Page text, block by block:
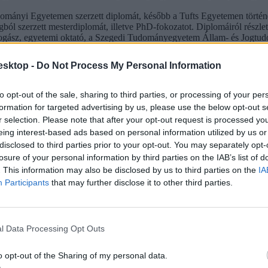
- Do Not Process My Personal Information
opt-out of the sale, sharing to third parties, or processing of your
for targeted advertising by us, please use the below opt-out
selection. Please note that after your opt-out request is processed
interest-based ads based on personal information utilized by us
to third parties prior to your opt-out. You may separately
of your personal information by third parties on the IAB’s list of
This information may also be disclosed by us to third parties on the
Participants that may further disclose it to other third parties.
Data Processing Opt Outs
opt-out of the Sharing of my personal data.
Egyetemen szerzett diplomát, később a Tufts Egyetemen
szerzett mesterdiplomát, illetve PhD-fokozatot. Diplomáiról
egyetemi oktató, a Szegedi Tudományegyetem Állam- és
jogok, a szellemi alkotások joga és a médiajog.
Lajos Katonai Főiskolán végzett tüzértisztként és földmérő
az Egyesült Államokban stratégiai tudományok mestere lett.
Közgazdasági Egyetem (mai Budapesti Corvinus Egyetem)
Lannert Judit szakmai pályájával külön cikkbenfoglalkoztunk.
diplomát a Semmelweis Egyetemen. Az ortopéd sebészet
gyógymasszőrként dolgozott, később a Pázmány Péter
diplomáját a Budapesti Corvinus Egyetemen szerezte.
miniszter): a Károli Gáspár Református Egyetemen tanult, emellett
Széchenyi István Egyetemen szervezett agrármérnöki diplomát,
diplomáját a Pécsi Tudományegyetemen szerezte, emellett
agrárfőiskolán végzett, később a Nyíregyházi Állatpark
a Budapesti Közgazdaságtudományi Egyetem (ma
okosvárosokról és az önkormányzati digitalizációról írta. Több mint
Tisza-kormányban: többen is a Budapesti Corvinus Egyetem vagy
Lannert Judit, Orbán Anita, Kármán András, Pósfai Gábor és